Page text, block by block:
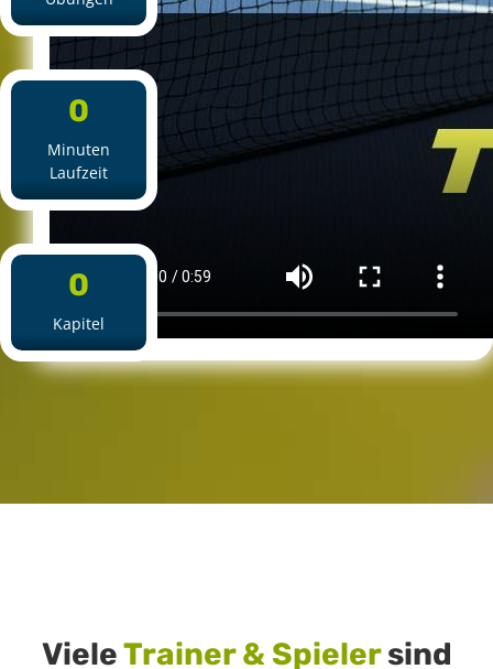
0
Minuten
Laufzeit
0
Kapitel
VieleTrainer & Spielersind